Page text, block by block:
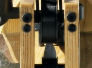
dazu, dass das Wasser
wird. Deshalb herrscht
. In der Zugphase